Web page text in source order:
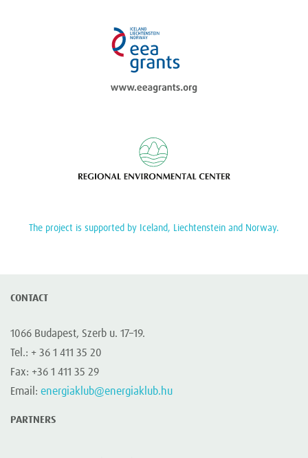
The project is supported by Iceland, Liechtenstein and Norway.
CONTACT
1066 Budapest, Szerb u. 17–19.
Tel.: + 36 1 411 35 20
Fax: +36 1 411 35 29
Email: energiaklub@energiaklub.hu
PARTNERS